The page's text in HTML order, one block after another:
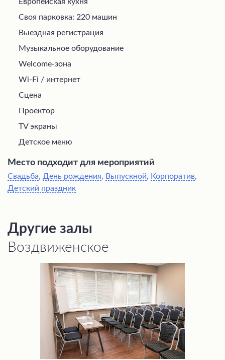
Своя парковка: 220 машин
Выездная регистрация
Музыкальное оборудование
Welcome-зона
Wi-Fi / интернет
Сцена
Проектор
TV экраны
Детское меню
Место подходит для мероприятий
Свадьба, День рождения, Выпускной, Корпоратив,
Детский праздник
Другие залы
Воздвиженское